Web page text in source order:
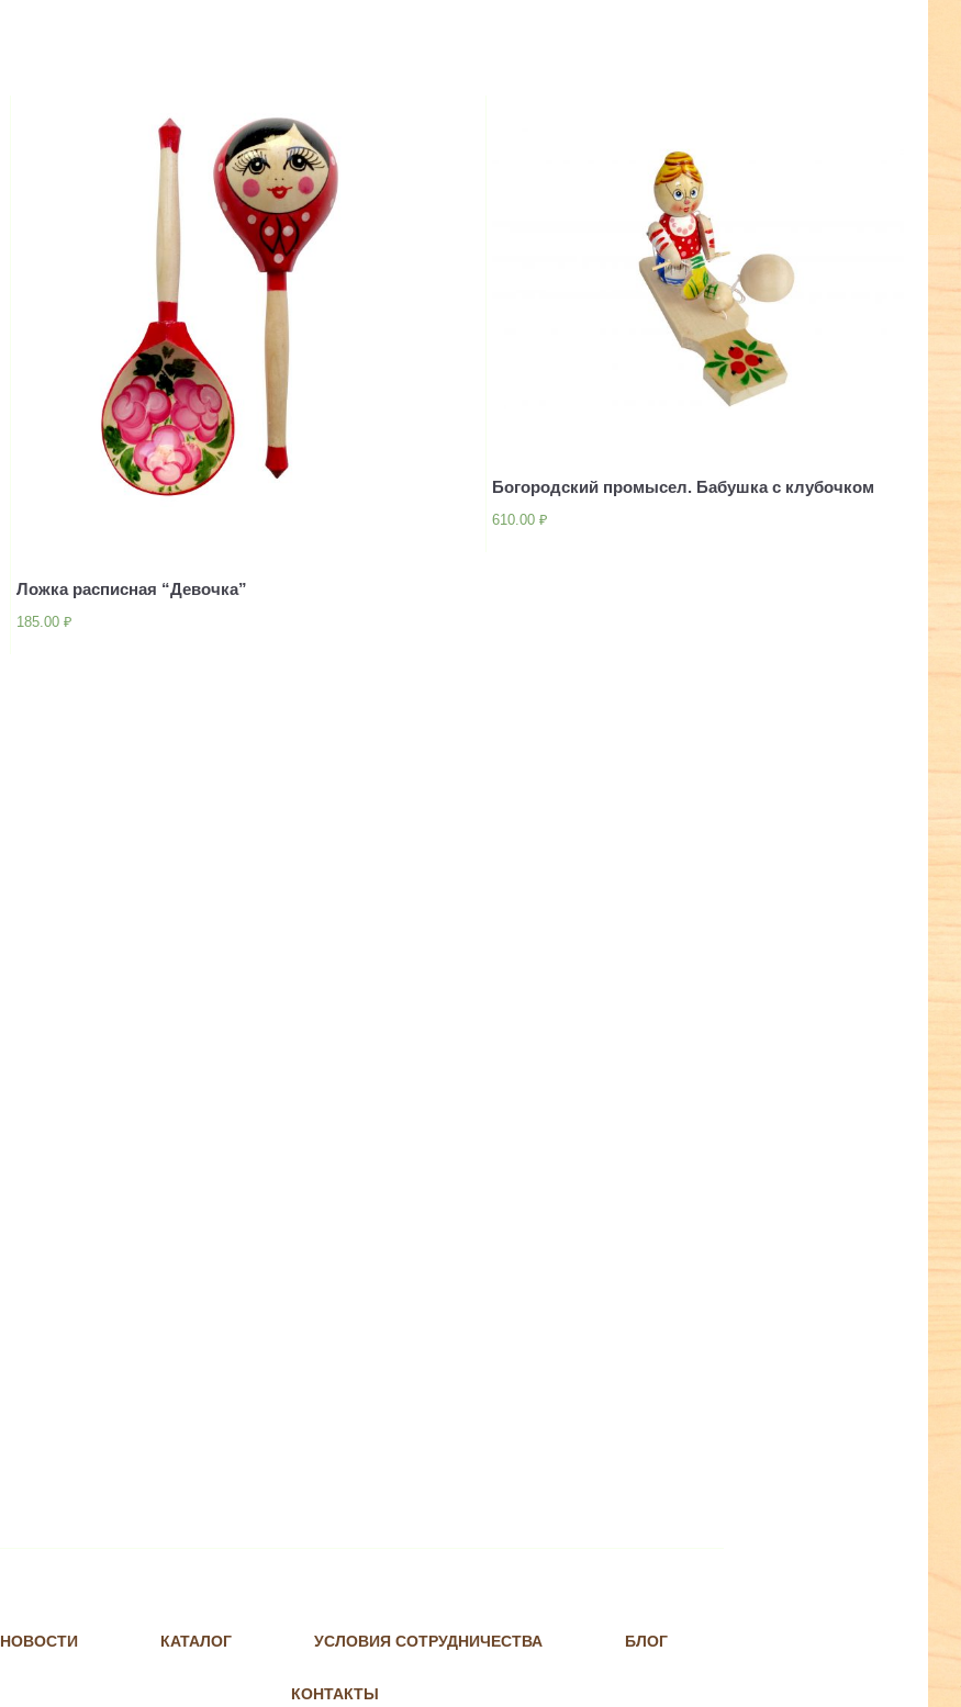
Ложка расписная “Девочка”
185.00₽
Богородский промысел. Бабушка с клубочком
610.00₽
НОВОСТИ КАТАЛОГ УСЛОВИЯ СОТРУДНИЧЕСТВА БЛОГ
КОНТАКТЫ